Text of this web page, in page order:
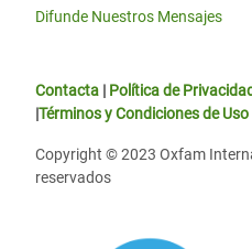
Difunde Nuestros Mensajes
Contacta | Política de Privacidad
|Términos y Condiciones de Uso
Copyright © 2023 Oxfam
reservados